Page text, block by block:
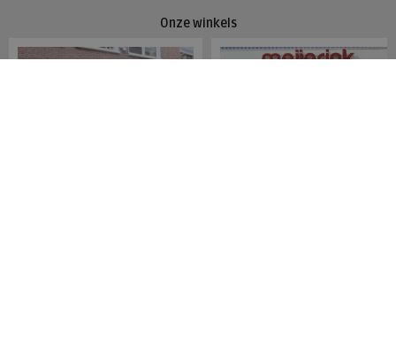
Onze winkels